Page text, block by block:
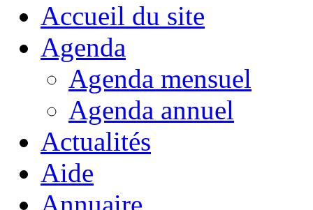
Accueil du site
Agenda
Agenda mensuel
Agenda annuel
Actualités
Aide